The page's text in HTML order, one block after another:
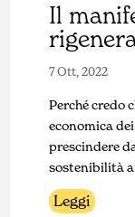
Il
7 Ott, 2022
Perché credo
economica
prescindere
sostenibilità
Leggi